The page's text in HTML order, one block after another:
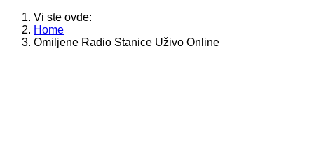
Vi ste ovde:
Home
Omiljene Radio Stanice Uživo Online